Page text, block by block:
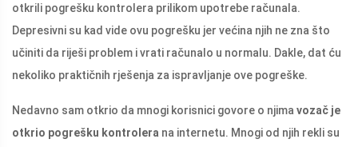
otkrili pogrešku kontrolera prilikom upotrebe računala.
Depresivni su kad vide ovu pogrešku jer većina njih ne zna što
učiniti da riješi problem i vrati računalo u normalu. Dakle, dat ću
nekoliko praktičnih rješenja za ispravljanje ove pogreške.
Nedavno sam otkrio da mnogi korisnici govore o njima vozač je
otkrio pogrešku kontrolera na internetu. Mnogi od njih rekli su